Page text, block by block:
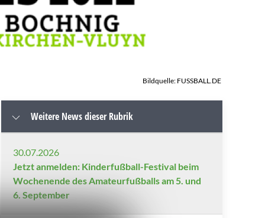
Bildquelle: FUSSBALL.DE
Weitere News dieser Rubrik
30.07.2026
Jetzt anmelden: Kinderfußball-Festival beim
Wochenende des Amateurfußballs am 5. und
6. September